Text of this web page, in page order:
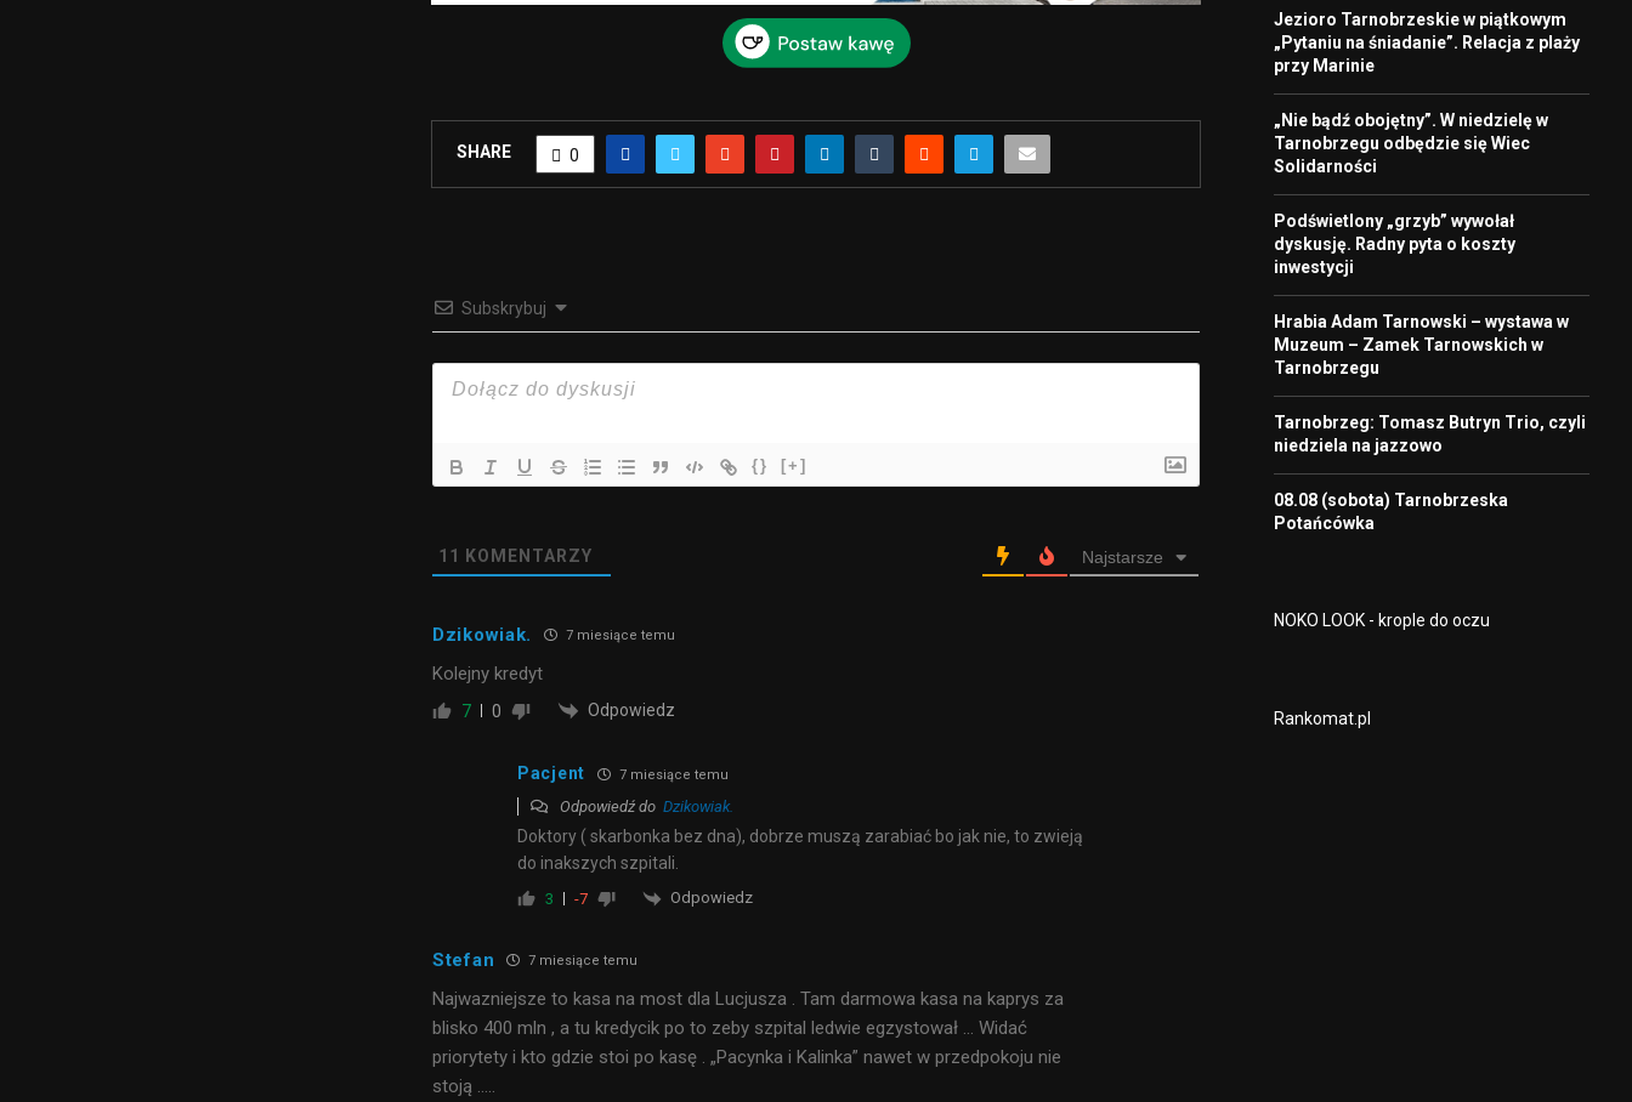
SHARE 0
Subskrybuj
{} [+]
11 KOMENTARZY Najstarsze
Dzikowiak. 7 miesiące temu
Kolejny kredyt
7 0 Odpowiedz
Pacjent 7 miesiące temu
Odpowiedź do Dzikowiak.
Doktory ( skarbonka bez dna), dobrze muszą zarabiać bo jak nie, to zwieją
do inakszych szpitali.
3 -7 Odpowiedz
Stefan 7 miesiące temu
Najwazniejsze to kasa na most dla Lucjusza . Tam darmowa kasa na kaprys za
blisko 400 mln , a tu kredycik po to zeby szpital ledwie egzystował … Widać
priorytety i kto gdzie stoi po kasę . „Pacynka i Kalinka” nawet w przedpokoju nie
stoją …..
Jezioro Tarnobrzeskie w piątkowym
„Pytaniu na śniadanie”. Relacja z plaży
przy Marinie
„Nie bądź obojętny”. W niedzielę w
Tarnobrzegu odbędzie się Wiec
Solidarności
Podświetlony „grzyb” wywołał
dyskusję. Radny pyta o koszty
inwestycji
Hrabia Adam Tarnowski – wystawa w
Muzeum – Zamek Tarnowskich w
Tarnobrzegu
Tarnobrzeg: Tomasz Butryn Trio, czyli
niedziela na jazzowo
08.08 (sobota) Tarnobrzeska
Potańcówka
NOKO LOOK - krople do oczu
Rankomat.pl